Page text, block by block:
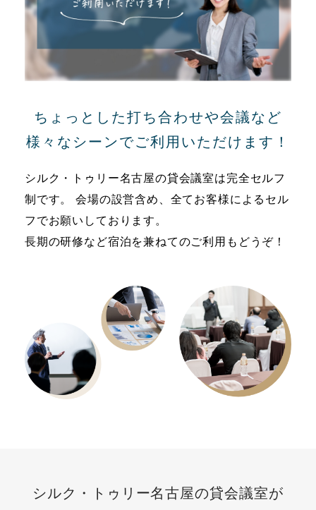
宿泊プラン一覧 空室検索
会員ページ
ちょっとした打ち合わせや会議など
様々なシーンでご利用いただけます！
シルク・トゥリー名古屋の貸会議室は完全セルフ
制です。
会場の設営含め、全てお客様によるセル
フでお願いしております。
長期の研修など宿泊を兼ねてのご利用もどうぞ！
シルク・トゥリー名古屋の貸会議室が